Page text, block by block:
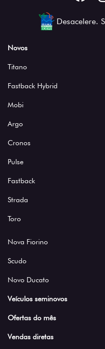
Desacelere.
Novos
Titano
Fastback Hybrid
Mobi
Argo
Cronos
Pulse
Fastback
Strada
Toro
Nova Fiorino
Scudo
Novo Ducato
Veículos seminovos
Ofertas do mês
Vendas diretas